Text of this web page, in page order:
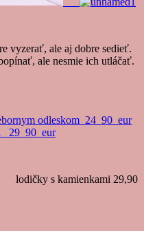
vyzerať, ale aj dobre sedieť.
ale nesmie ich utláčať.
s kamienkami 29,90